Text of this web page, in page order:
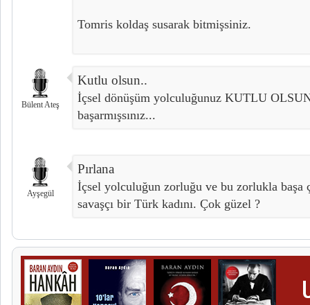
Tomris koldaş susarak bitmişsiniz.
Bülent Ateş
Kutlu olsun..
İçsel dönüşüm yolculuğunuz KUTLU
başarmışsınız...
Ayşegül
Pırlana
İçsel yolculuğun zorluğu ve bu zorlukla başa
savaşçı bir Türk kadını. Çok güzel ?